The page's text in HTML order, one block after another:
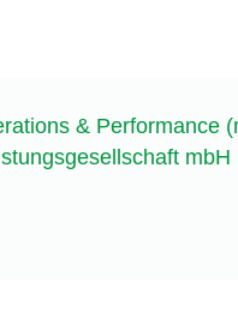
& Performance
mbH